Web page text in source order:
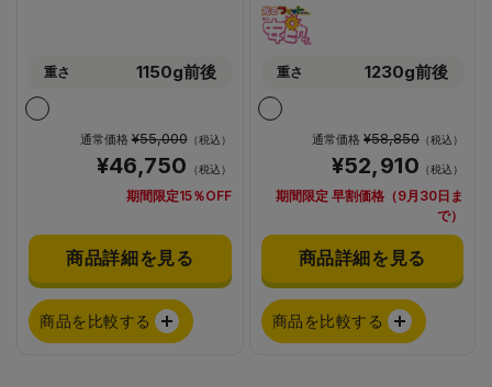
重さ 1150g前後
通常価格¥55,000（税込）
¥46,750 （税込）
期間限定15％OFF
商品詳細を見る
商品を比較する
重さ 1230g前後
通常価格 ¥58,850 （税込）
¥52,910 （税込）
期間限定 早割価格（9月30日ま
で）
商品詳細を見る
商品を比較する